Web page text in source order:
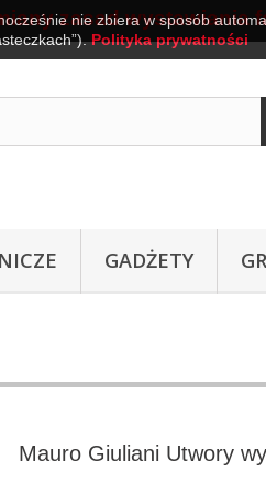
zasad wystawiania
GADŻETY
Mauro Giuliani Utwory
nie zbiera w sposób
Polityka prywatności